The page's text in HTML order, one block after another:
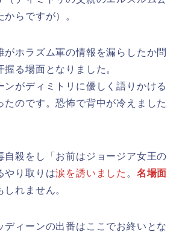
らですが）。
がホラズム軍の情報を漏らしたか問
握る場面となりました。
ンがディミトリに優しく語りかける
たのです。恐怖で背中が冷えました
自殺をし「お前はジョージア女王の
やり取りは涙を誘いました 。 名場面
れません。
ディーンの出番はここでお終いとな